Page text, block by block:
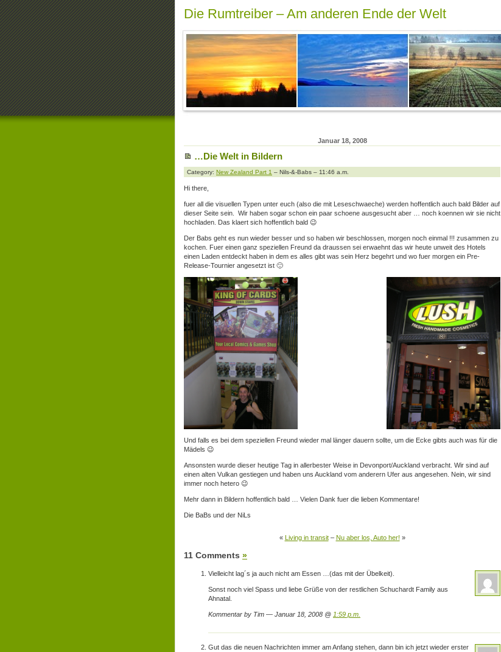
Die Rumtreiber – Am anderen Ende der Welt
Januar 18, 2008
…Die Welt in Bildern
Category: New Zealand Part 1 – Nils-&-Babs – 11:46 a.m.
Hi there,
fuer all die visuellen Typen unter euch (also die mit Leseschwaeche) werden hoffentlich auch bald Bilder auf
dieser Seite sein. Wir haben sogar schon ein paar schoene ausgesucht aber … noch koennen wir sie nicht
hochladen. Das klaert sich hoffentlich bald 😉
Der Babs geht es nun wieder besser und so haben wir beschlossen, morgen noch einmal !!! zusammen zu
kochen. Fuer einen ganz speziellen Freund da draussen sei erwaehnt das wir heute unweit des Hotels
einen Laden entdeckt haben in dem es alles gibt was sein Herz begehrt und wo fuer morgen ein Pre-
Release-Tournier angesetzt ist 🙂
Und falls es bei dem speziellen Freund wieder mal länger dauern sollte, um die Ecke gibts auch was für die
Mädels 😉
Ansonsten wurde dieser heutige Tag in allerbester Weise in Devonport/Auckland verbracht. Wir sind auf
einen alten Vulkan gestiegen und haben uns Auckland vom anderern Ufer aus angesehen. Nein, wir sind
immer noch hetero 😉
Mehr dann in Bildern hoffentlich bald … Vielen Dank fuer die lieben Kommentare!
Die BaBs und der NiLs
« Living in transit– Nu aber los, Auto her! »
11 Comments »
Vielleicht lag´s ja auch nicht am Essen …(das mit der Übelkeit).
Sonst noch viel Spass und liebe Grüße von der restlichen Schuchardt Family aus
Ahnatal.
Kommentar by Tim — Januar 18, 2008 @ 1:59 p.m.
Gut das die neuen Nachrichten immer am Anfang stehen, dann bin ich jetzt wieder erster